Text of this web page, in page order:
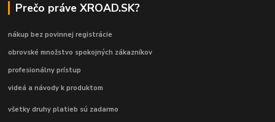
Prečo práve XROAD.SK?
nákup bez povinnej registrácie
obrovské množstvo spokojných zákazníkov
profesionálny prístup
videá a návody k produktom
všetky druhy platieb sú zadarmo